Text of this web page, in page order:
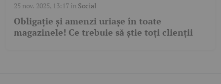
25 nov. 2025, 13:17în Social
Obligație și amenzi uriașe în toate
magazinele! Ce trebuie să știe toți clienții